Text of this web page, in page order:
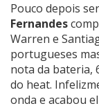
Pouco depois
Fernandes
Warren e
portugueses
nota da bateria,
do heat.
onda e acabou